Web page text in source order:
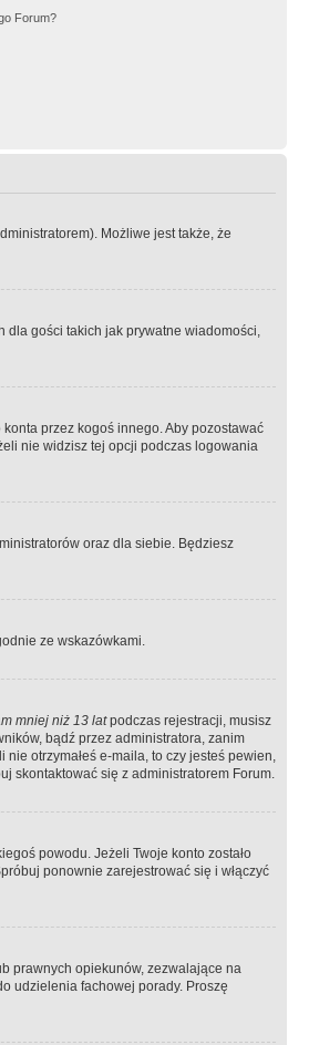
Forum?
Możliwe jest także, że
dla gości takich jak prywatne wiadomości,
przez kogoś innego. Aby pozostawać
nie widzisz tej opcji podczas logowania
oraz dla siebie. Będziesz
ze wskazówkami.
mniej niż 13 latpodczas rejestracji, musisz
bądź przez administratora, zanim
otrzymałeś e-maila, to czy jesteś pewien,
skontaktować się z administratorem Forum.
powodu. Jeżeli Twoje konto zostało
ponownie zarejestrować się i włączyć
prawnych opiekunów, zezwalające na
udzielenia fachowej porady. Proszę